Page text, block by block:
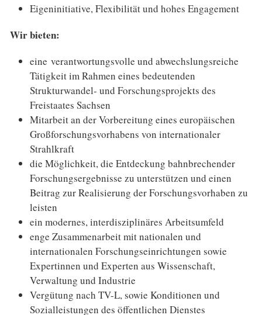
Eigeninitiative, Flexibilität und hohes Engagement
Wir bieten:
eine verantwortungsvolle und abwechslungsreiche
Tätigkeit im Rahmen eines bedeutenden
Strukturwandel- und Forschungsprojekts des
Freistaates Sachsen
Mitarbeit an der Vorbereitung eines europäischen
Großforschungsvorhabens von internationaler
Strahlkraft
die Möglichkeit, die Entdeckung bahnbrechender
Forschungsergebnisse zu unterstützen und einen
Beitrag zur Realisierung der Forschungsvorhaben zu
leisten
ein modernes, interdisziplinäres Arbeitsumfeld
enge Zusammenarbeit mit nationalen und
internationalen Forschungseinrichtungen sowie
Expertinnen und Experten aus Wissenschaft,
Verwaltung und Industrie
Vergütung nach TV-L, sowie Konditionen und
Sozialleistungen des öffentlichen Dienstes